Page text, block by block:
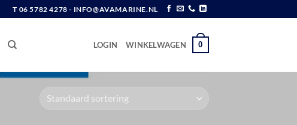
T 06 5782 4278 - INFO@AVAMARINE.NL
LOGIN WINKELWAGEN 0